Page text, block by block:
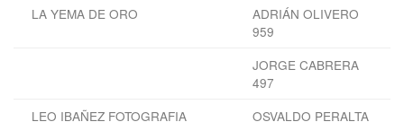
LA YEMA DE ORO
ADRIÁN OLIVERO
959
JORGE CABRERA
497
LEO IBAÑEZ FOTOGRAFIA
OSVALDO PERALTA